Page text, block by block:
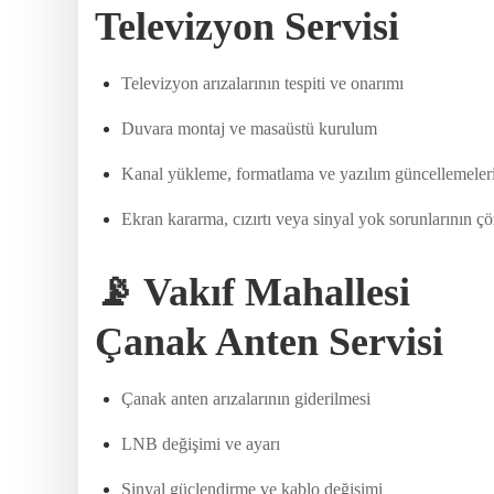
Televizyon Servisi
Televizyon arızalarının tespiti ve onarımı
Duvara montaj ve masaüstü kurulum
Kanal yükleme, formatlama ve yazılım güncellemeleri
Ekran kararma, cızırtı veya sinyal yok sorunlarının
📡 Vakıf Mahallesi
Çanak Anten Servisi
Çanak anten arızalarının giderilmesi
LNB değişimi ve ayarı
Sinyal güçlendirme ve kablo değişimi